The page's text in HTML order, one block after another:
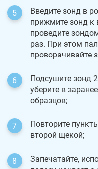
Введите зонд в
прижмите зонд к
проведите
раз. При этом
проворачивайте
Подсушите зонд
уберите в
образцов;
Повторите
второй щекой;
Запечатайте,